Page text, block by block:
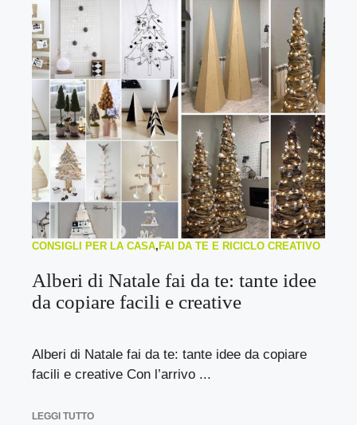
CONSIGLI PER LA CASA, FAI DA TE E RICICLO CREATIVO
Alberi di Natale fai da te: tante idee
da copiare facili e creative
Alberi di Natale fai da te: tante idee da copiare
facili e creative Con l’arrivo ...
LEGGI TUTTO